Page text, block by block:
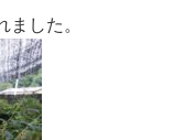
した。